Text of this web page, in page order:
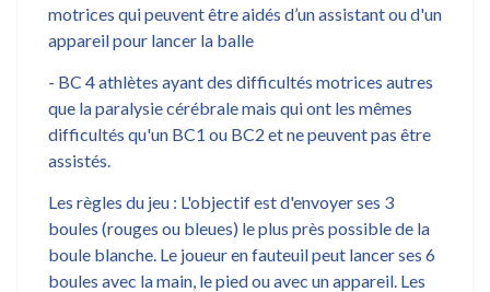
motrices qui peuvent être aidés d’un assistant ou d'un
appareil pour lancer la balle
- BC 4 athlètes ayant des difficultés motrices autres
que la paralysie cérébrale mais qui ont les mêmes
difficultés qu'un BC1 ou BC2 et ne peuvent pas être
assistés.
Les règles du jeu : L'objectif est d'envoyer ses 3
boules (rouges ou bleues) le plus près possible de la
boule blanche. Le joueur en fauteuil peut lancer ses 6
boules avec la main, le pied ou avec un appareil. Les